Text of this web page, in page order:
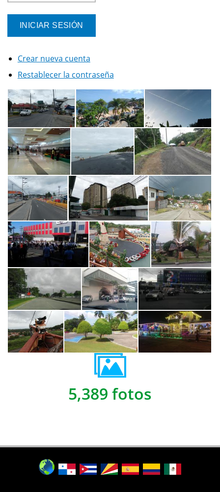
Crear nueva cuenta
Restablecer la contraseña
5,389 fotos